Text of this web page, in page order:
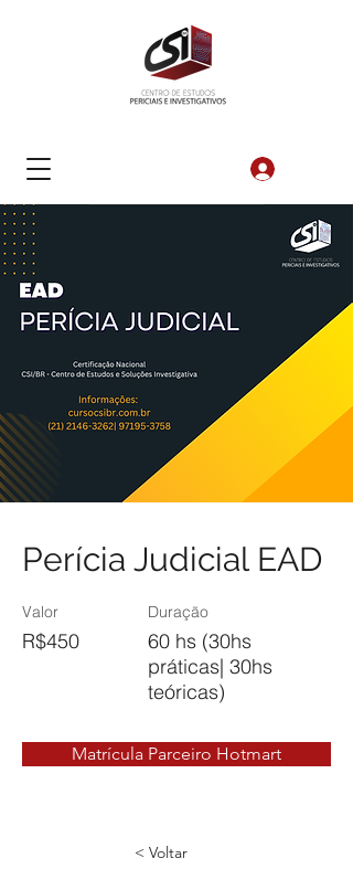
Perícia Judicial EAD
Valor
R$450
Duração
60 hs (30hs
práticas| 30hs
teóricas)
Matrícula Parceiro Hotmart
< Voltar